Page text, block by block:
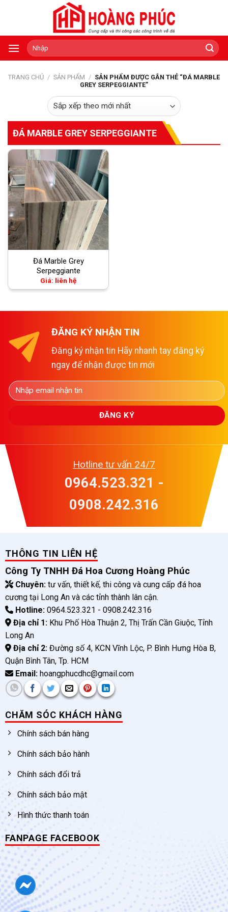
Tìm
kiếm:
TRANG CHỦ / SẢN PHẨM / SẢN PHẨM ĐƯỢC GẮN THẺ “ĐÁ MARBLE
GREY SERPEGGIANTE”
ĐÁ MARBLE GREY SERPEGGIANTE
Đá Marble Grey
Serpeggiante
Giá: liên hệ
ĐĂNG KÝ NHẬN TIN
Đăng ký nhận tin Hãy nhanh tay đăng ký
ngay để nhận được tin mới
Hotline tư vấn 24/7
0964.523.321 -
0908.242.316
THÔNG TIN LIÊN HỆ
Công Ty TNHH Đá Hoa Cương Hoàng Phúc
Chuyên:tư vấn, thiết kế, thi công và cung cấp đá hoa
cương tại Long An và các tỉnh thành lân cận.
Hotline:0964.523.321 - 0908.242.316
Địa chỉ 1:Khu Phố Hòa Thuận 2, Thị Trấn Cần Giuộc, Tỉnh
Long An
Địa chỉ 2:Đường số 4, KCN Vĩnh Lộc, P. Bình Hưng Hòa B,
Quận Bình Tân, Tp. HCM
Email:hoangphucdhc@gmail.com
CHĂM SÓC KHÁCH HÀNG
Chính sách bán hàng
Chính sách bảo hành
Chính sách đổi trả
Chính sách bảo mật
Hình thức thanh toán
FANPAGE FACEBOOK